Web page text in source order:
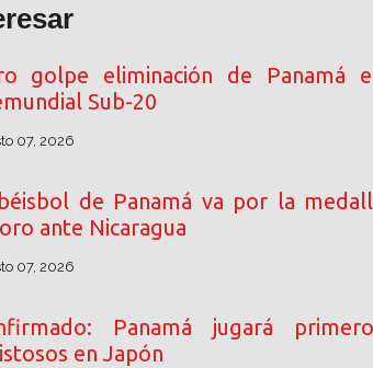
golpe eliminación de Panamá
Sub-20
07, 2026
de Panamá va por la
ante Nicaragua
07, 2026
Panamá jugará
en Japón